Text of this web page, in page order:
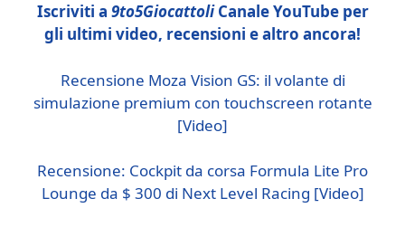
Iscriviti a 9to5GiocattoliCanale YouTube per
gli ultimi video, recensioni e altro ancora!
Recensione Moza Vision GS: il volante di
simulazione premium con touchscreen rotante
[Video]
Recensione: Cockpit da corsa Formula Lite Pro
Lounge da $ 300 di Next Level Racing [Video]